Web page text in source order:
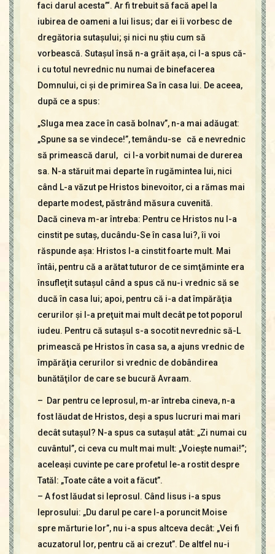
faci darul acesta”‘. Ar fi trebuit să facă apel la
iubirea de oameni a lui Iisus; dar ei îi vorbesc de
dregătoria sutaşului; şi nici nu ştiu cum să
vorbească. Sutaşul însă n-a grăit aşa, ci I-a spus că-
i cu totul nevrednic nu numai de binefacerea
Domnului, ci şi de primirea Sa în casa lui. De aceea,
după ce a spus:
„Sluga mea zace în casă bolnav”, n-a mai adăugat:
„Spune sa se vindece!”, temându-se că e nevrednic
să primească darul, ci I-a vorbit numai de durerea
sa. N-a stăruit mai departe în rugămintea lui, nici
când L-a văzut pe Hristos binevoitor, ci a rămas mai
departe modest, păstrând măsura cuvenită.
Dacă cineva m-ar întreba: Pentru ce Hristos nu l-a
cinstit pe sutaş, ducându-Se în casa lui?, îi voi
răspunde aşa: Hristos l-a cinstit foarte mult. Mai
întâi, pentru că a arătat tuturor de ce simţăminte era
însufleţit sutaşul când a spus că nu-i vrednic să se
ducă în casa lui; apoi, pentru că i-a dat împărăţia
cerurilor şi l-a preţuit mai mult decât pe tot poporul
iudeu. Pentru că sutaşul s-a socotit nevrednic să-L
primească pe Hristos în casa sa, a ajuns vrednic de
împărăţia cerurilor si vrednic de dobândirea
bunătăţilor de care se bucură Avraam.
– Dar pentru ce leprosul, m-ar întreba cineva, n-a
fost lăudat de Hristos, deşi a spus lucruri mai mari
decât sutaşul? N-a spus ca sutaşul atât: „Zi numai cu
cuvântul”, ci ceva cu mult mai mult: „Voieşte numai!”;
aceleaşi cuvinte pe care profetul le-a rostit despre
Tatăl: „Toate câte a voit a făcut”.
– A fost lăudat si leprosul. Când Iisus i-a spus
leprosului: „Du darul pe care l-a poruncit Moise
spre mărturie lor”, nu i-a spus altceva decât: „Vei fi
acuzatorul lor, pentru că ai crezut”. De altfel nu-i